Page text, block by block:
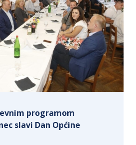
programom
slavi Dan Općine